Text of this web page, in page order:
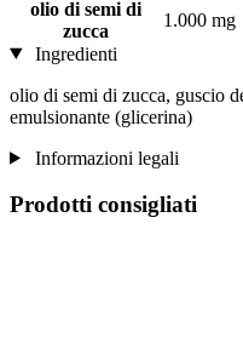
olio di semi di
zucca
1.000 mg
Ingredienti
olio di semi di zucca, guscio
emulsionante (glicerina)
Informazioni legali
Prodotti consigliati